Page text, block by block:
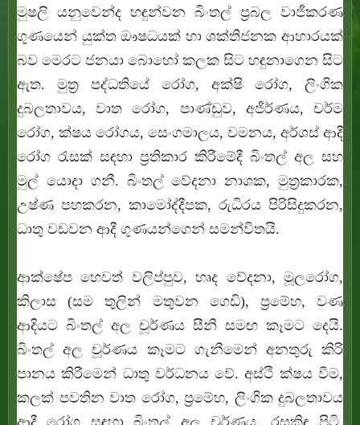
මුෂලි යනුවෙන්ද හඳුන්වන බිංතල් ප්‍රබල වාජීකරණ
ගුණයෙන් යුක්ත ඖෂධයක් හා ශක්තිජනක ආහාරයක්
බව මෙරට ජනයා බොහෝ කලක සිට හඳුනාගෙන සිට
ඇත. මුත්‍ර පද්ධතියේ රෝග, අක්ෂි රෝග, ලිංගික
දුබලතාවය, වාත රෝග, පාණ්ඩුව, අජීර්ණය, චර්ම
රෝග, ක්ෂය රෝගය, සෙංගමාලය, වමනය, අර්ශස් ආදී
රෝග රැසක් සඳහා ප්‍රතිකාර කිරීමේදී බිංතල් අල සහ
මුල් යොදා ගනී. බිංතල් වේදනා නාශක, මුත්‍රකාරක,
උෂ්ණ පහකරන, කාමෝද්දීපක, රුධිරය පිරිසිදුකරන,
ධාතු වඩවන ආදී ගුණයන්ගෙන් සමන්විතයි.
ආක්ෂේප හෙවත් වලිප්පුව, හෘද වේදනා, මූලරෝග,
කිලාස (සම තුලින් මතුවන ගෙඩි), ප්‍රමේහ, වණ
ආදියට බිංතල් අල චූර්ණය සීනි සමඟ කෑමට දෙයි.
බිංතල් අල චූර්ණය කෑමට ගැනීමෙන් අනතුරු කිරි
පානය කිරීමෙන් ධාතු වර්ධනය වේ. අස්ථි ක්ෂය වීම,
කලක් පවතින වාත රෝග, ප්‍රමේහ, ලිංගික දුබලතාවය
ආදී රෝග සඳහා බිංතල් අල චූර්ණය, රසකිඳ පිටි,